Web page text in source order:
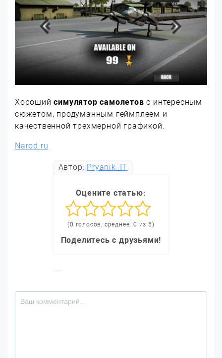
Хорошийсимулятор самолетов с интересным
сюжетом, продуманным геймплеем и
качественной трехмерной графикой.
Narod.ru
Автор: Pryanik_IT
Оцените статью:
(0 голосов, среднее: 0 из 5)
Поделитесь с друзьями!